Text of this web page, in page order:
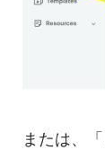
または、「